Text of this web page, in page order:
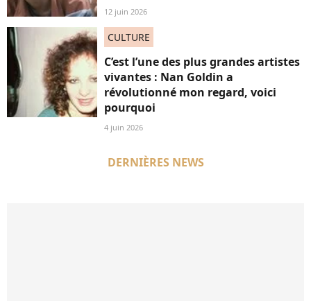
12 juin 2026
CULTURE
C’est l’une des plus grandes artistes
vivantes : Nan Goldin a
révolutionné mon regard, voici
pourquoi
4 juin 2026
DERNIÈRES NEWS